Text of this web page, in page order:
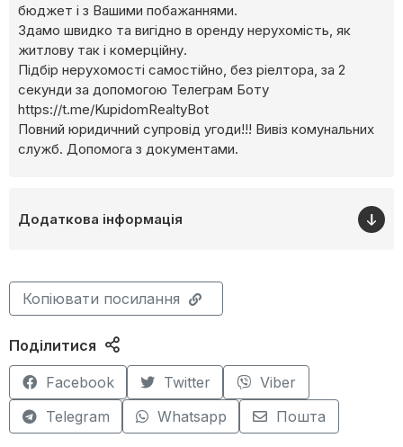
бюджет і з Вашими побажаннями.
Здамо швидко та вигідно в оренду нерухомість, як
житлову так і комерційну.
Підбір нерухомості самостійно, без ріелтора, за 2
секунди за допомогою Телеграм Боту
https://t.me/KupidomRealtyBot
Повний юридичний супровід угоди!!! Вивіз комунальних
служб. Допомога з документами.
Додаткова інформація
Копіювати посилання
Поділитися
Facebook Twitter
Viber
Telegram
Whatsapp Пошта